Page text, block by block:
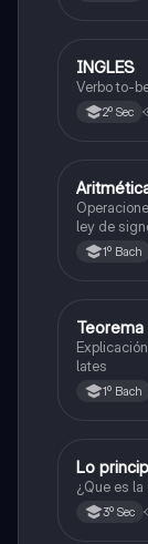
Inglés
INGLES
Verbo to-
2º Sec
ley de
admisión
1º Bach
lates
1º Bach
Química
Lo
¿Que es
3º Sec